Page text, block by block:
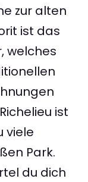
zur alten
ist das
welches
ist
viele
Park.
du dich